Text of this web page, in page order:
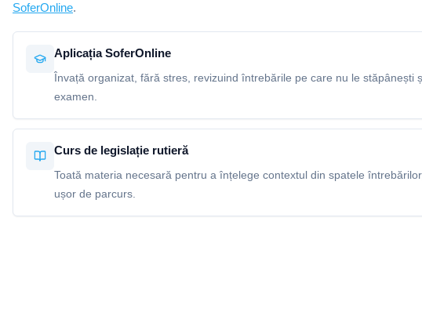
SoferOnline.
Aplicația SoferOnline
Învață organizat, fără stres, revizuind întrebările pe care nu le stăpânești
examen.
Curs de legislație rutieră
Toată materia necesară pentru a înțelege contextul din spatele
ușor de parcurs.